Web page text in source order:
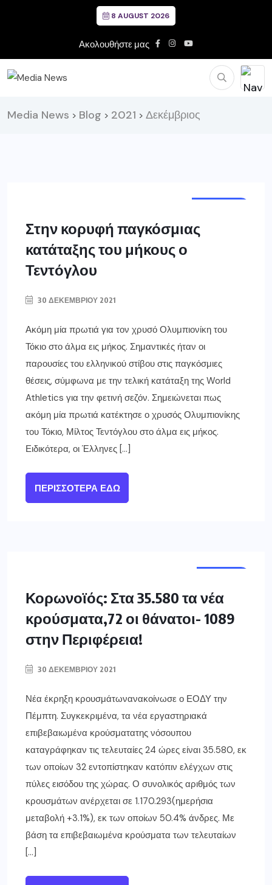
8 AUGUST 2026
Ακολουθήστε μας
Media News > Blog > 2021 > Δεκέμβριος
Στην κορυφή παγκόσμιας
κατάταξης του μήκους ο
Τεντόγλου
30 ΔΕΚΕΜΒΡΊΟΥ 2021
Ακόμη μία πρωτιά για τον χρυσό Ολυμπιονίκη του
Τόκιο στο άλμα εις μήκος. Σημαντικές ήταν οι
παρουσίες του ελληνικού στίβου στις παγκόσμιες
θέσεις, σύμφωνα με την τελική κατάταξη της World
Athletics για την φετινή σεζόν. Σημειώνεται πως
ακόμη μία πρωτιά κατέκτησε ο χρυσός Ολυμπιονίκης
του Τόκιο, Μίλτος Τεντόγλου στο άλμα εις μήκος.
Ειδικότερα, οι Έλληνες […]
ΠΕΡΙΣΣΌΤΕΡΑ ΕΔΏ
Κορωνοϊός: Στα 35.580 τα νέα
κρούσματα,72 οι θάνατοι- 1089
στην Περιφέρεια!
30 ΔΕΚΕΜΒΡΊΟΥ 2021
Νέα έκρηξη κρουσμάτωνανακοίνωσε ο ΕΟΔΥ την
Πέμπτη. Συγκεκριμένα, τα νέα εργαστηριακά
επιβεβαιωμένα κρούσματατης νόσουπου
καταγράφηκαν τις τελευταίες 24 ώρες είναι 35.580, εκ
των οποίων 32 εντοπίστηκαν κατόπιν ελέγχων στις
πύλες εισόδου της χώρας. Ο συνολικός αριθμός των
κρουσμάτων ανέρχεται σε 1.170.293(ημερήσια
μεταβολή +3.1%), εκ των οποίων 50.4% άνδρες. Με
βάση τα επιβεβαιωμένα κρούσματα των τελευταίων
[…]